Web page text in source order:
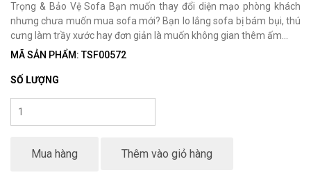
Trọng & Bảo Vệ Sofa Bạn muốn thay đổi diện mạo phòng khách
nhưng chưa muốn mua sofa mới? Bạn lo lắng sofa bị bám bụi, thú
cưng làm trầy xước hay đơn giản là muốn không gian thêm ấm...
MÃ SẢN PHẨM: TSF00572
SỐ LƯỢNG
Mua hàng Thêm vào giỏ hàng